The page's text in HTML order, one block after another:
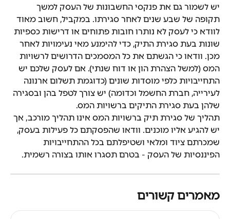
יש לשמור גם את פנקסי החשבונות של העסק למשך
תקופה של שבע שנים לאחר סגירתו. במקביל, חשוב מאוד
לוודא כי לעסק לא נותרו חובות פתוחים או דרישות כספיות
שונות בעת סגירת התיק, כדי להימנע מאי נעימויות לאחר
מכן. וודאו כי הגשתם את כל המסמכים הדרושים לרשויות
המס (למשל הצהרת הון או דוח שנתי). אם לעסק שלכם יש
התחייבויות כלפי מוסדות שונים (כדוגמת תשלום ארנונה
לעירייה, חברת החשמל וכדומה) יש צורך לטפל בהן ובסגירה
שלהן בעת סגירת התיקים ברשויות המס.
תהליך של סגירת תיק ברשויות המס אינו תהליך מורכב, אך
יש להגיע אליו מוכנים. וודאו שהפסקתם כל פעילות בעסק,
שמכרתם ציוד ומלאי ושטיפלתם בכל ההתחייבויות
הפיננסיות של העסק - בטרם תסגרו אותו בצורה רשמית.
מאמרים קשורים